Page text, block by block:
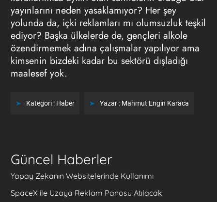
yayınlarını neden yasaklamıyor? Her şey
yolunda da, içki reklamları mı olumsuzluk teşkil
ediyor? Başka ülkelerde de, gençleri alkole
özendirmemek adına çalışmalar yapılıyor ama
kimsenin bizdeki kadar bu sektörü dışladığı
maalesef yok.
Kategori : Haber Yazar : Mahmut Engin Karaca
Güncel Haberler
Yapay Zekanın Websitelerinde Kullanımı
SpaceX ile Uzaya Reklam Panosu Atılacak